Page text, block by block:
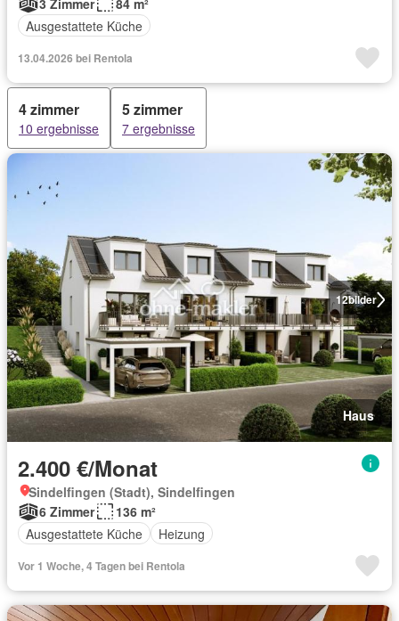
3 Zimmer
84 m²
Ausgestattete Küche
13.04.2026 bei Rentola
4 zimmer
10 ergebnisse
5 zimmer
7 ergebnisse
12bilder
Haus
2.400 €/Monat
Sindelfingen (Stadt), Sindelfingen
6 Zimmer
136 m²
Ausgestattete Küche
Heizung
Vor 1 Woche, 4 Tagen bei Rentola